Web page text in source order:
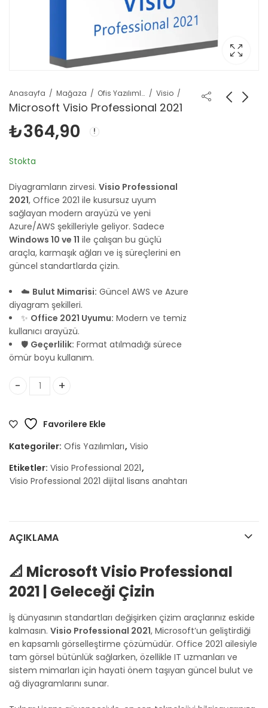
Anasayfa Mağaza Ofis Yazılımları Visio
Microsoft Visio Professional 2021
₺364,90
Stokta
Diyagramların zirvesi. Visio Professional
2021, Office 2021 ile kusursuz uyum
sağlayan modern arayüzü ve yeni
Azure/AWS şekilleriyle geliyor. Sadece
Windows 10 ve 11 ile çalışan bu güçlü
araçla, karmaşık ağları ve iş süreçlerini en
güncel standartlarda çizin.
☁️ Bulut Mimarisi: Güncel AWS ve Azure
diyagram şekilleri.
✨ Office 2021 Uyumu: Modern ve temiz
kullanıcı arayüzü.
🛡️ Geçerlilik: Format atılmadığı sürece
ömür boyu kullanım.
Microsoft Visio Professional 2021 adet
Favorilere Ekle
Kategoriler: Ofis Yazılımları, Visio
Etiketler: Visio Professional 2021,
Visio Professional 2021 dijital lisans anahtarı
AÇIKLAMA
📐 Microsoft Visio Professional
2021 | Geleceği Çizin
İş dünyasının standartları değişirken çizim araçlarınız eskide
kalmasın. Visio Professional 2021, Microsoft’un geliştirdiği
en kapsamlı görselleştirme çözümüdür. Office 2021 ailesiyle
tam görsel bütünlük sağlarken, özellikle IT uzmanları ve
sistem mimarları için hayati önem taşıyan güncel bulut ve
ağ diyagramlarını sunar.